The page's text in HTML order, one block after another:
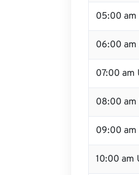
05:00 am
06:00 am
07:00 am
08:00 am
09:00 am
10:00 am